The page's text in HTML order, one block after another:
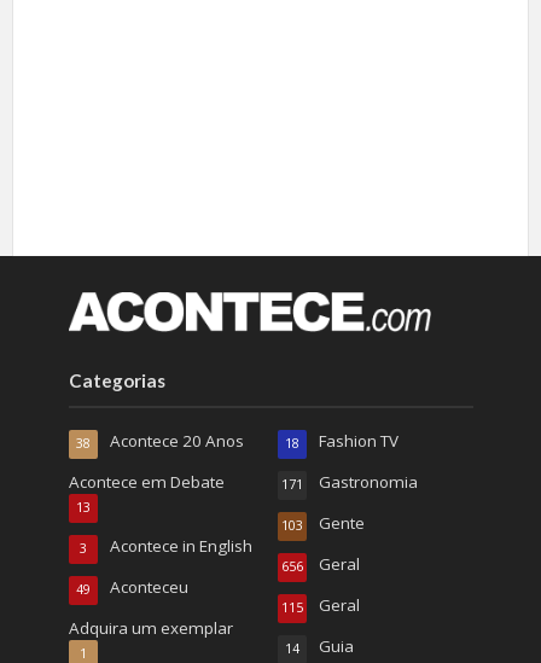
Categorias
Acontece 20 Anos
38
Acontece em Debate
13
Acontece in English
3
Aconteceu
49
Adquira um exemplar
1
Fashion TV
18
Gastronomia
171
Gente
103
Geral
656
Geral
115
Guia
14